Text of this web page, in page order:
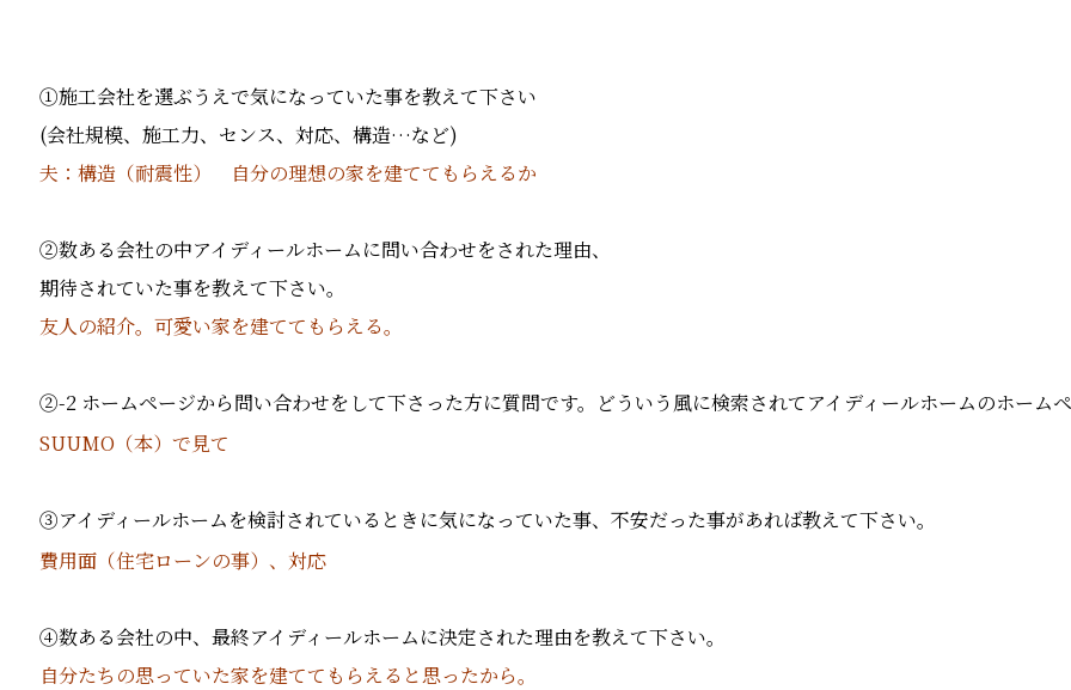
①施工会社を選ぶうえで気になっていた事を教えて下さい
(会社規模、施工力、センス、対応、構造…など)
夫：構造（耐震性） 自分の理想の家を建ててもらえるか
②数ある会社の中アイディールホームに問い合わせをされた理由、
期待されていた事を教えて下さい。
友人の紹介。可愛い家を建ててもらえる。
②-2 ホームページから問い合わせをして下さった方に質問です。どういう風に検索されてアイディールホームのホーム
SUUMO（本）で見て
③アイディールホームを検討されているときに気になっていた事、不安だった事があれば教えて下さい。
費用面（住宅ローンの事）、対応
④数ある会社の中、最終アイディールホームに決定された理由を教えて下さい。
自分たちの思っていた家を建ててもらえると思ったから。